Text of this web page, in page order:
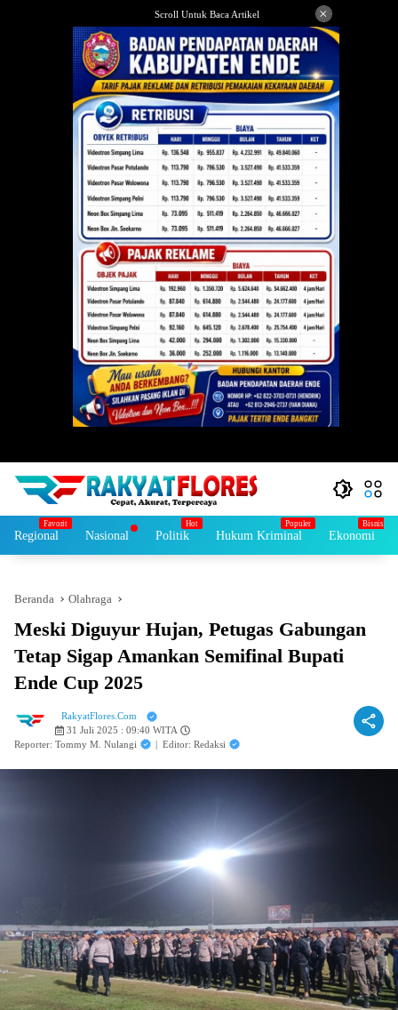
Scroll Untuk Baca Artikel ×
Regional Nasional Politik Hukum Kriminal Ekonomi
Beranda Olahraga
Meski Diguyur Hujan, Petugas Gabungan
Tetap Sigap Amankan Semifinal Bupati
Ende Cup 2025
RakyatFlores.Com
31 Juli 2025 : 09:40 WITA
Reporter: Tommy M. Nulangi
| Editor: Redaksi